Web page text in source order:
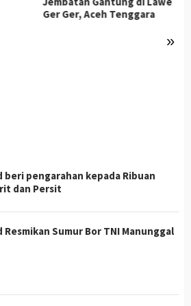
»
Ger Ger, Aceh Tenggara
beri pengarahan kepada Ribuan
dan Persit
Resmikan Sumur Bor TNI Manunggal